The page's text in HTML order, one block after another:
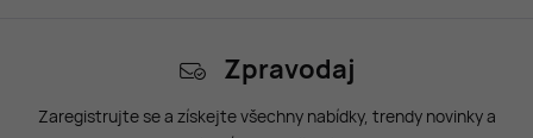
Zpravodaj
Zaregistrujte se a získejte všechny nabídky, trendy novinky a